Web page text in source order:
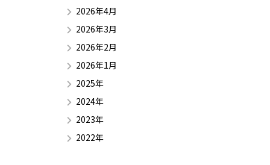
2026年4月
2026年3月
2026年2月
2026年1月
2025年
2024年
2023年
2022年